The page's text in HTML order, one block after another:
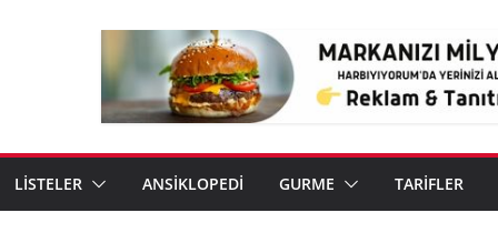
LİSTELER ANSİKLOPEDİ GURME TARİFLER